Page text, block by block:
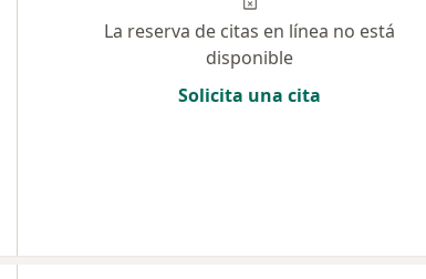
La reserva de citas en línea no está
disponible
Solicita una cita